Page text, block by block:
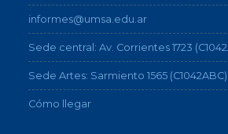
informes@umsa.edu.ar
Sede central: Av. Corrientes 1723
Sede Artes: Sarmiento 1565
Cómo llegar